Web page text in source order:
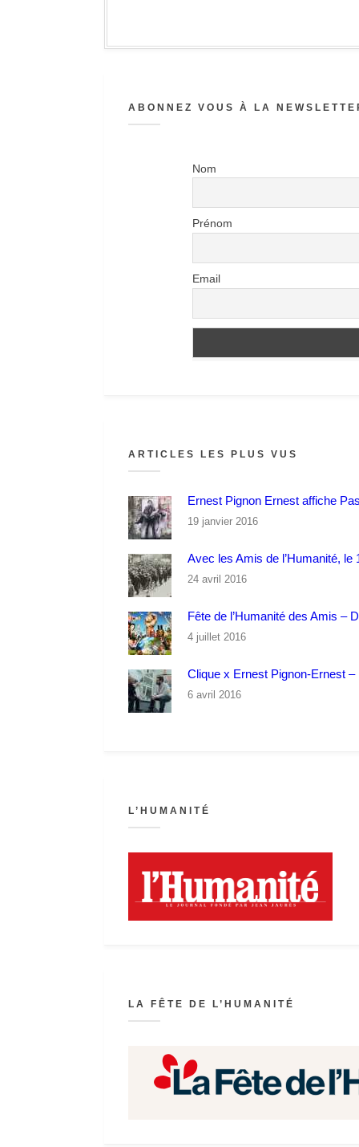
ABONNEZ VOUS À LA
Nom
Prénom
Email
ARTICLES LES PLUS VUS
Ernest Pignon Ernest affiche
19 janvier 2016
Avec les Amis de l’Humanité, le
24 avril 2016
Fête de l’Humanité des Amis –
4 juillet 2016
Clique x Ernest Pignon-Ernest
6 avril 2016
L’HUMANITÉ
LA FÊTE DE L’HUMANITÉ